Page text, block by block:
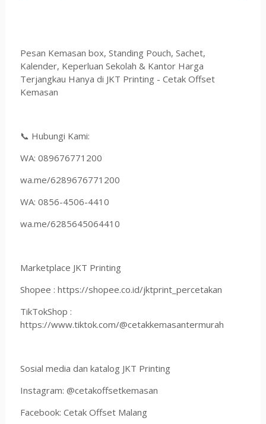
Pesan Kemasan box, Standing Pouch, Sachet,
Kalender, Keperluan Sekolah & Kantor Harga
Terjangkau Hanya di JKT Printing - Cetak Offset
Kemasan
📞 Hubungi Kami:
WA: 089676771200
wa.me/6289676771200
WA: 0856-4506-4410
wa.me/6285645064410
Marketplace JKT Printing
Shopee : https://shopee.co.id/jktprint_percetakan
TikTokShop :
https://www.tiktok.com/@cetakkemasantermurah
Sosial media dan katalog JKT Printing
Instagram: @cetakoffsetkemasan
Facebook: Cetak Offset Malang